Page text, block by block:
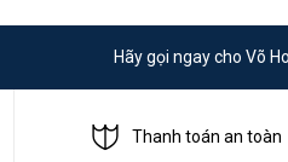
Hãy gọi ngay cho Võ
Thanh toán an toàn